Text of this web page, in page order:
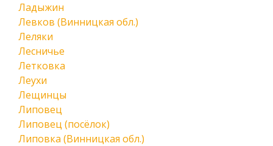
Ладыжин
Левков (Винницкая обл.)
Леляки
Лесничье
Летковка
Леухи
Лещинцы
Липовец
Липовец (посёлок)
Липовка (Винницкая обл.)